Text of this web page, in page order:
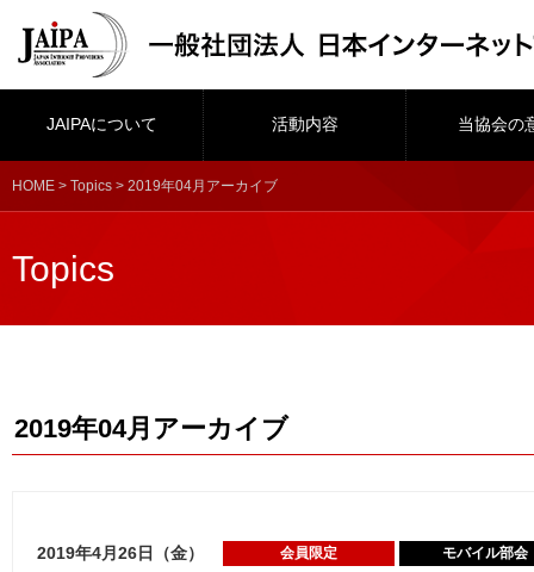
JAIPAについて 活動内容 当協会の
HOME > Topics > 2019年04月アーカイブ
Topics
2019年04月アーカイブ
2019年4月26日（金） 会員限定 モバイル部会